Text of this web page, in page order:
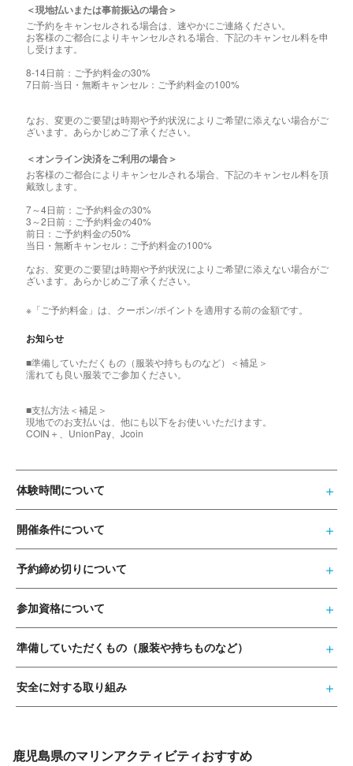
＜現地払いまたは事前振込の場合＞
ご予約をキャンセルされる場合は、速やかにご連絡ください。
お客様のご都合によりキャンセルされる場合、下記のキャンセル料を申
し受けます。
8-14日前：ご予約料金の30%
7日前-当日・無断キャンセル：ご予約料金の100%
なお、変更のご要望は時期や予約状況によりご希望に添えない場合がご
ざいます。あらかじめご了承ください。
＜オンライン決済をご利用の場合＞
お客様のご都合によりキャンセルされる場合、下記のキャンセル料を頂
戴致します。
7～4日前：ご予約料金の30%
3～2日前：ご予約料金の40%
前日：ご予約料金の50%
当日・無断キャンセル：ご予約料金の100%
なお、変更のご要望は時期や予約状況によりご希望に添えない場合がご
ざいます。あらかじめご了承ください。
※「ご予約料金」は、クーポン/ポイントを適用する前の金額です。
お知らせ
■準備していただくもの（服装や持ちものなど）＜補足＞
濡れても良い服装でご参加ください。
■支払方法＜補足＞
現地でのお支払いは、他にも以下をお使いいただけます。
COIN＋、UnionPay、Jcoin
体験時間について
開催条件について
予約締め切りについて
参加資格について
準備していただくもの（服装や持ちものなど）
安全に対する取り組み
鹿児島県のマリンアクティビティおすすめ